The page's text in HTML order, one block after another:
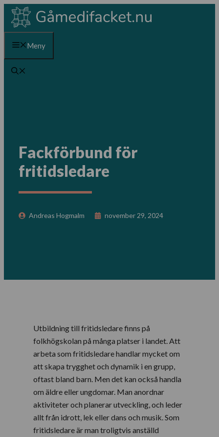
Hoppa
till
innehåll
Meny
Fackförbund för
fritidsledare
Andreas Hogmalm november 29, 2024
Utbildning till fritidsledare finns på
folkhögskolan på många platser i landet. Att
arbeta som fritidsledare handlar mycket om
att skapa trygghet och dynamik i en grupp,
oftast bland barn. Men det kan också handla
om äldre eller ungdomar. Man anordnar
aktiviteter och planerar utveckling, och leder
allt från idrott, lek eller dans och musik. Som
fritidsledare är man troligtvis anställd